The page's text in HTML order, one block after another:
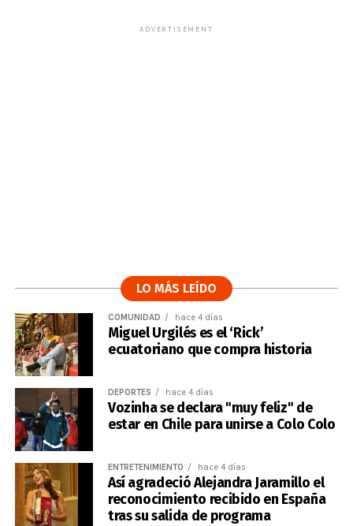
ADVERTISEMENT
LO MÁS LEÍDO
COMUNIDAD hace 4 días
Miguel Urgilés es el ‘Rick’
ecuatoriano que compra historia
DEPORTES hace 4 días
Vozinha se declara "muy feliz" de
estar en Chile para unirse a Colo Colo
ENTRETENIMIENTO hace 4 días
Así agradeció Alejandra Jaramillo el
reconocimiento recibido en España
tras su salida de programa